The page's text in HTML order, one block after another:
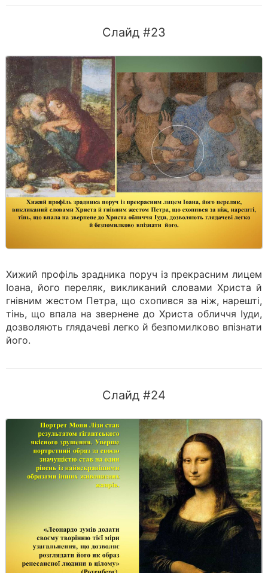
Слайд #23
Хижий профіль зрадника поруч із прекрасним лицем
Іоана, його переляк, викликаний словами Христа й
гнівним жестом Петра, що схопився за ніж, нарешті,
тінь, що впала на звернене до Христа обличчя Іуди,
дозволяють глядачеві легко й безпомилково впізнати
його.
Слайд #24